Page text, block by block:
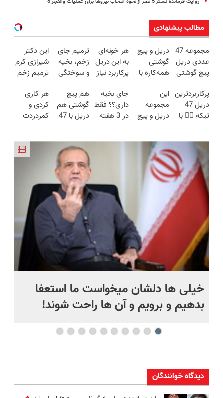
روایت فرمانده لشکر 5 نصر از نحوه انتخاب نیروها برای عملیات والفجر 8
مطالب پیشنهادی
مجموعه 47
عددی دریل
پیچ گوشتی
(تخفیف به
مدت
محدود)
دریل و پیچ
گوشتی
همه‌کاره با
هوشمند ⚙️
(نصف
قیمت بازار
هر خونه‌ای
به این دریل
پرکاربرد نیاز
تخفیف بخر
😉👌🏻
ترمیم جای
زخم، بخیه
و سوختگی
هفته!!😍
این دکتر
شیرازی کرم
ترمیم زخم
ساخت!!!
پرکاربردترین
دریل 47
تیکه 👈🏻 با
این
مجموعه
دریل و پیچ
نصف قیمت
بخر!😉
جای بخیه
داری؟؟ فقط
در 3 هفته
هم پیچ
گوشتی هم
دریل با 47
تخفیف داره
بخرش!🔥
هر کاری
کردی و
کمردردت
پرسشنامه و
دریافت راه
خیلی ها دلشان میخواست ما استعفا
بدهیم و برویم و آن ها راحت شوند!
دیدگاه خوانندگان